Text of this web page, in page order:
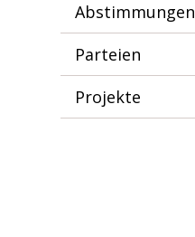
Abstimmungen
Parteien
Projekte